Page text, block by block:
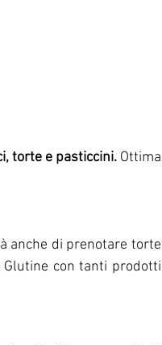
torte e pasticcini. Ottima
anche di prenotare torte
Glutine con tanti prodotti